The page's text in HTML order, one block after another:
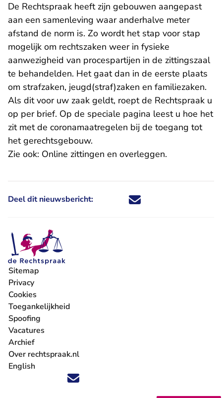
De Rechtspraak heeft zijn gebouwen aangepast
aan een samenleving waar anderhalve meter
afstand de norm is. Zo wordt het stap voor stap
mogelijk om rechtszaken weer in fysieke
aanwezigheid van procespartijen in de zittingszaal
te behandelden. Het gaat dan in de eerste plaats
om strafzaken, jeugd(straf)zaken en familiezaken.
Als dit voor uw zaak geldt, roept de Rechtspraak u
op per brief. Op de speciale pagina leest u hoe het
zit met de coronamaatregelen bij de toegang tot
het gerechtsgebouw.
Zie ook: Online zittingen en overleggen.
Deel dit nieuwsbericht: Deel dit nieuwsbericht via X -
Deel dit nieuwsbericht via
Deel dit nieuwsbericht
Deel dit
Volg ons op X (Twitter) - U verlaat Rechtspraak.nl
Volg ons op Facebook - U verlaat Rechtspraak.nl
Volg ons op Instagram - U verlaat Rechtspraak.nl
Volg ons op Youtube - U verlaat Rechtspraak.nl
Volg ons op LinkedIn - U verlaat
'Blijf op de hoogte' nieuwsbrief - U verlaat
Sitemap
Privacy
Cookies
Toegankelijkheid
Spoofing
Vacatures
- U verlaat Rechtspraak.nl
Archief
Over rechtspraak.nl
English